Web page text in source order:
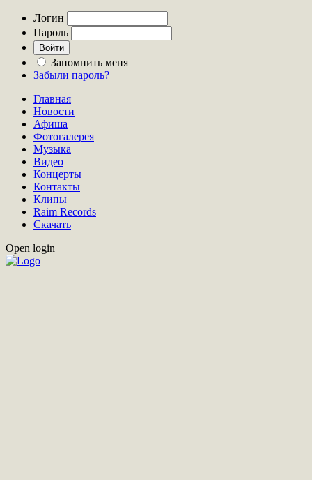
Логин
Пароль
Запомнить меня
Забыли пароль?
Главная
Новости
Афиша
Фотогалерея
Музыка
Видео
Концерты
Контакты
Клипы
Raim Records
Скачать
Open login